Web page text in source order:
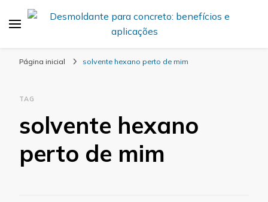
Página inicial solvente hexano perto de mim
TAG
solvente hexano
perto de mim